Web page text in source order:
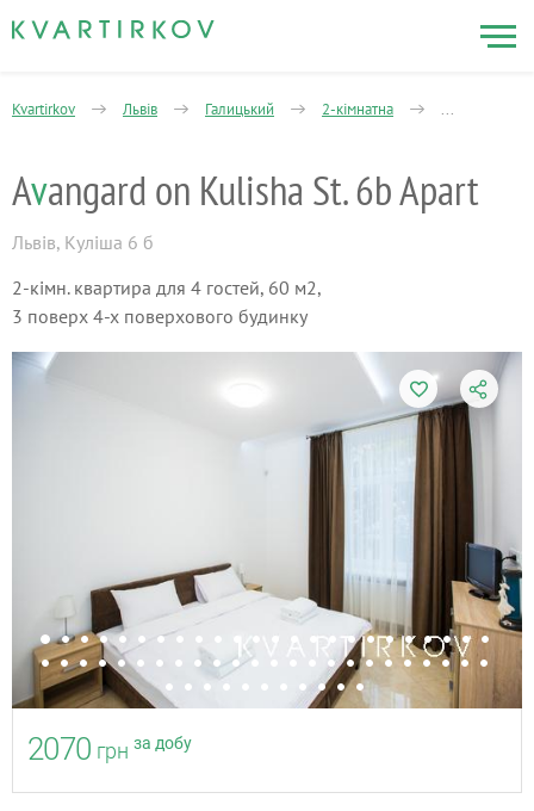
Kvartirkov Львів Галицький 2-кімнатна Avangard on
Avangard on Kulisha St. 6b Apart
Львів, Куліша 6 б
2-кімн. квартира для 4 гостей, 60 м2,
3 поверх 4-х поверхового будинку
2070 грн за добу